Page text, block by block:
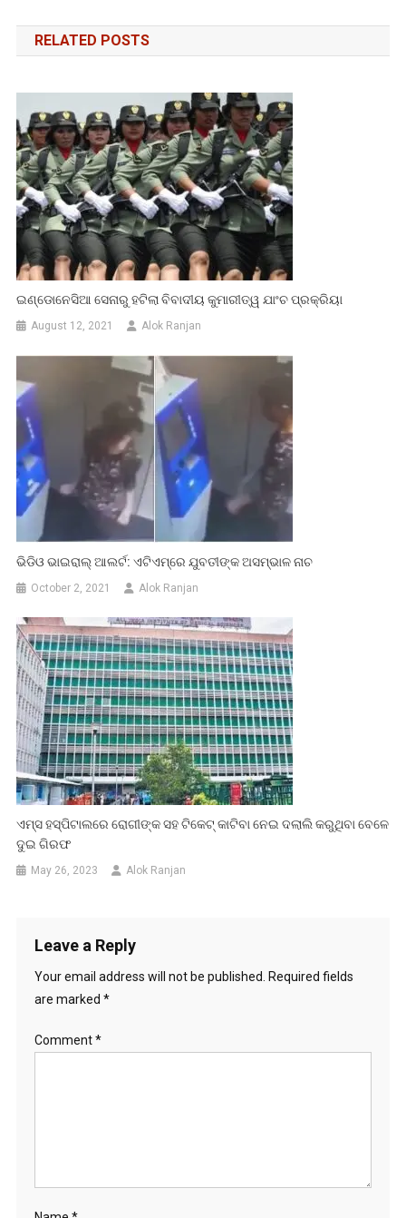
navigation
RELATED POSTS
ଇଣ୍ଡୋନେସିଆ ସେନାରୁ ହଟିଲା ବିବାଦୀୟ କୁମାରୀତ୍ୱ ଯାଂଚ ପ୍ରକ୍ରିୟା
August 12, 2021 Alok Ranjan
ଭିଡିଓ ଭାଇରାଲ୍ ଆଲର୍ଟ: ଏଟିଏମ୍‌ରେ ଯୁବତୀଙ୍କ ଅସମ୍ଭାଳ ନାଚ
October 2, 2021 Alok Ranjan
ଏମ୍ସ ହସ୍ପିଟାଲରେ ରୋଗୀଙ୍କ ସହ ଟିକେଟ୍ କାଟିବା ନେଇ ଦଲାଲି କରୁଥିବା ବେଳେ
ଦୁଇ ଗିରଫ
May 26, 2023 Alok Ranjan
Leave a Reply
Your email address will not be published.
Required fields
are marked *
Comment*